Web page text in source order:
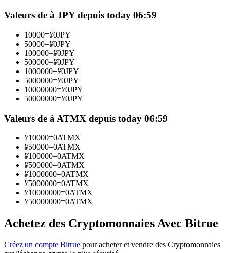
Profitez du partage des bénéfices et des commissions de copy
trading
Valeurs de à JPY depuis today 06:59
10000=¥0JPY
50000=¥0JPY
100000=¥0JPY
500000=¥0JPY
1000000=¥0JPY
5000000=¥0JPY
10000000=¥0JPY
50000000=¥0JPY
Valeurs de à ATMX depuis today 06:59
¥10000=0ATMX
¥50000=0ATMX
¥100000=0ATMX
¥500000=0ATMX
¥1000000=0ATMX
¥5000000=0ATMX
¥10000000=0ATMX
¥50000000=0ATMX
Achetez des Cryptomonnaies Avec Bitrue
Créez un compte Bitrue pour acheter et vendre des Cryptomonnaies